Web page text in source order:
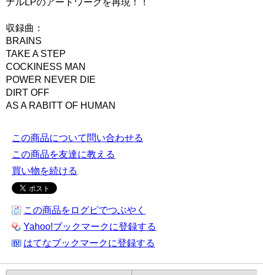
ナルLPのアートワークを再現！！
収録曲：
BRAINS
TAKE A STEP
COCKINESS MAN
POWER NEVER DIE
DIRT OFF
AS A RABITT OF HUMAN
この商品について問い合わせる
この商品を友達に教える
買い物を続ける
この商品をログピでつぶやく
Yahoo!ブックマークに登録する
はてなブックマークに登録する